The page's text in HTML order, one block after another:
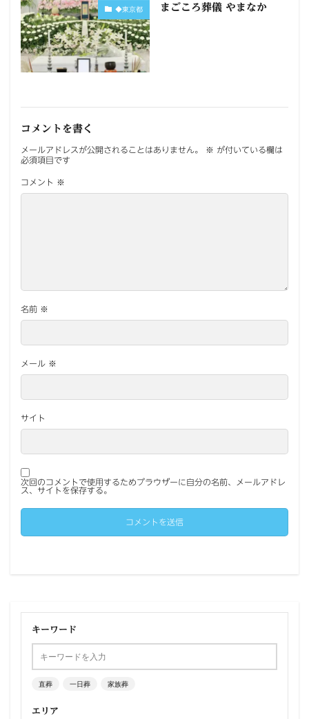
◆東京都 まごころ葬儀 やまなか
コメントを書く
メールアドレスが公開されることはありません。 ※ が付いている欄は
必須項目です
コメント ※
名前 ※
メール ※
サイト
次回のコメントで使用するためブラウザーに自分の名前、メールアドレ
ス、サイトを保存する。
キーワード
直葬 一日葬 家族葬
エリア